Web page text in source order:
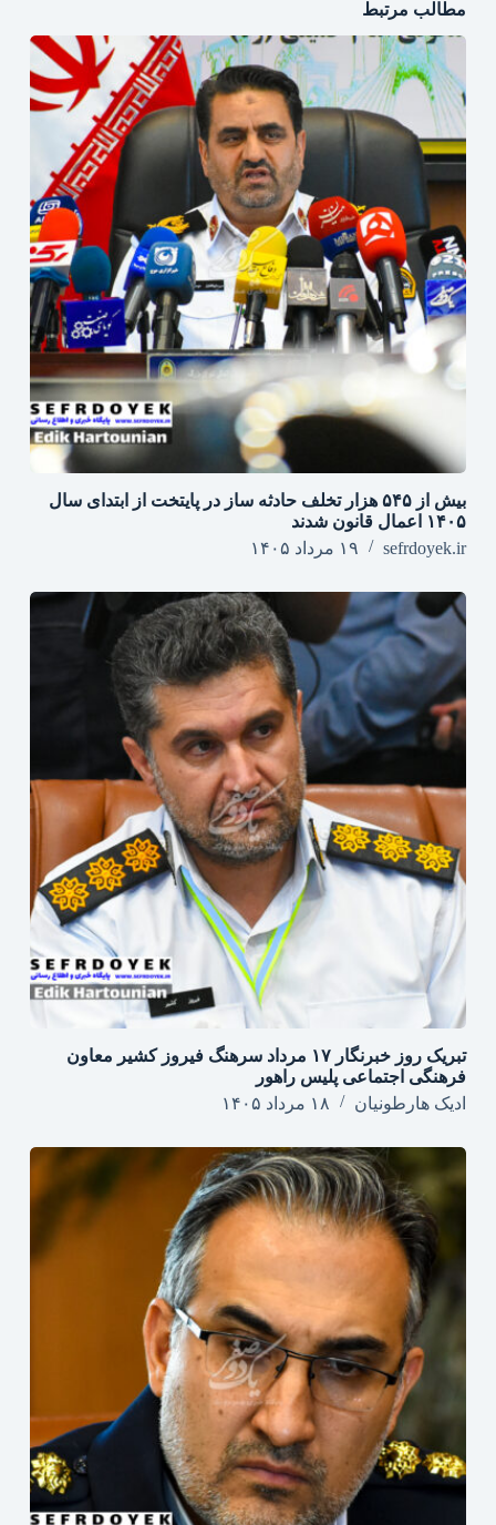
مطالب مرتبط
بیش از ۵۴۵ هزار تخلف حادثه ساز در پایتخت از ابتدای سال
۱۴۰۵ اعمال قانون شدند
sefrdoyek.ir
۱۹ مرداد ۱۴۰۵
تبریک روز خبرنگار ۱۷ مرداد سرهنگ فیروز کشیر معاون
فرهنگی اجتماعی پلیس راهور
ادیک هارطونیان
۱۸ مرداد ۱۴۰۵